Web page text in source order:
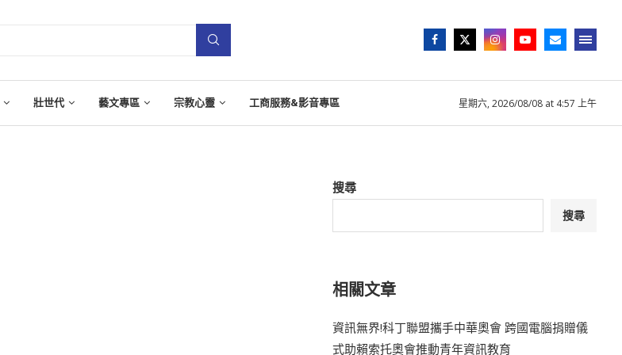
壯世代 藝文專區 宗教心靈 工商服務&影音專區 星期六, 2026/08/08 at 4:57 上午
搜尋
搜尋
相關文章
資訊無界!科丁聯盟攜手中華奧會 跨國電腦捐贈儀
式助賴索托奧會推動青年資訊教育